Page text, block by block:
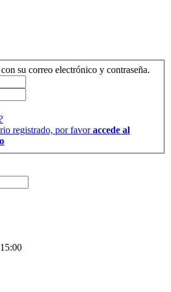
su correo electrónico y contraseña.
registrado, por favoraccede al